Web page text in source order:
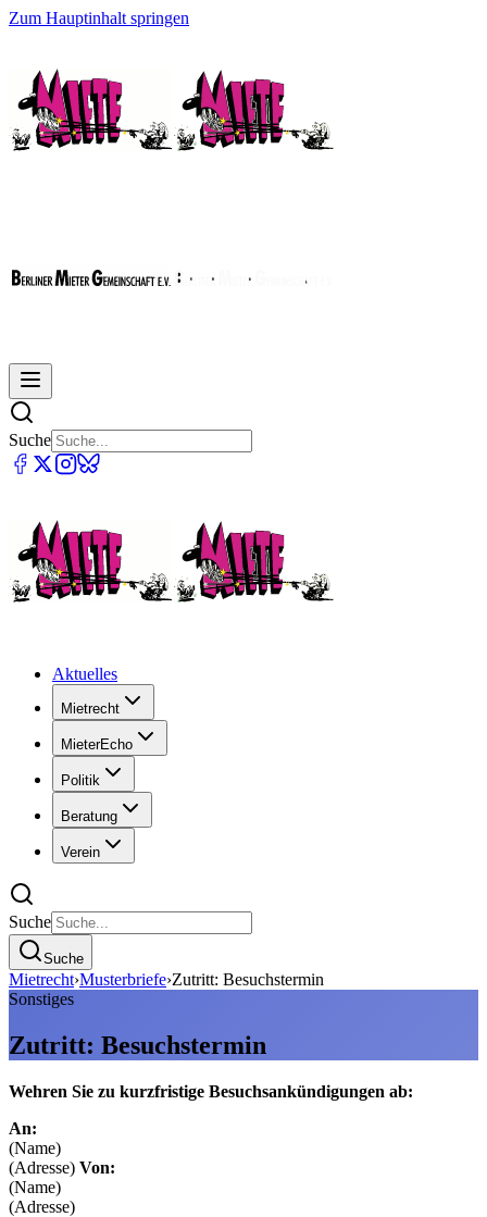
Zum Hauptinhalt springen
Suche
Aktuelles
Mietrecht
MieterEcho
Politik
Beratung
Verein
Suche
Suche
Mietrecht›Musterbriefe›Zutritt: Besuchstermin
Sonstiges
Zutritt: Besuchstermin
Wehren Sie zu kurzfristige Besuchsankündigungen ab:
An:
(Name)
(Adresse) Von:
(Name)
(Adresse)